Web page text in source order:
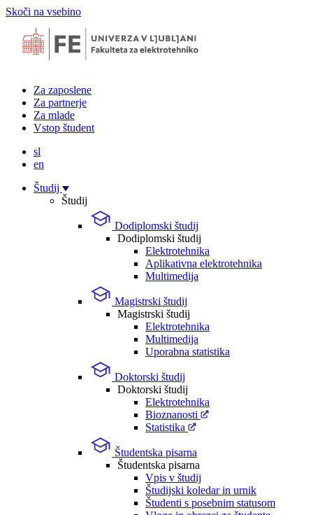
Skoči na vsebino
Za zaposlene
Za partnerje
Za mlade
Vstop študent
sl
en
Študij
Študij
Dodiplomski študij
Dodiplomski študij
Elektrotehnika
Aplikativna elektrotehnika
Multimedija
Magistrski študij
Magistrski študij
Elektrotehnika
Multimedija
Uporabna statistika
Doktorski študij
Doktorski študij
Elektrotehnika
Bioznanosti
Statistika
Študentska pisarna
Študentska pisarna
Vpis v študij
Študijski koledar in urnik
Študenti s posebnim statusom